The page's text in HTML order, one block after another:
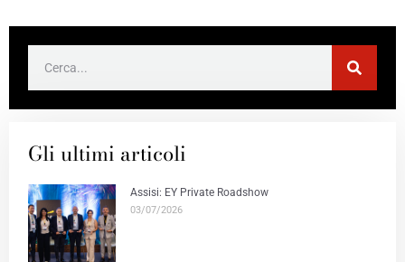
Gli ultimi articoli
Assisi: EY Private Roadshow
03/07/2026